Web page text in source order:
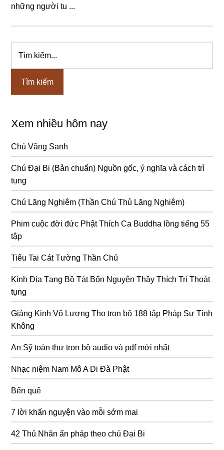
những người tu ...
Sidebar
chính
kiếm...
Xem nhiều hôm nay
Chú Vãng Sanh
Chú Đại Bi (Bản chuẩn) Nguồn gốc, ý nghĩa và cách trì
tụng
Chú Lăng Nghiêm (Thần Chú Thủ Lăng Nghiêm)
Phim cuộc đời đức Phật Thích Ca Buddha lồng tiếng 55
tập
Tiêu Tai Cát Tường Thần Chú
Kinh Địa Tạng Bồ Tát Bổn Nguyện Thầy Thích Trí Thoát
tụng
Giảng Kinh Vô Lượng Thọ trọn bộ 188 tập Pháp Sư Tịnh
Không
An Sỹ toàn thư trọn bộ audio và pdf mới nhất
Nhạc niệm Nam Mô A Di Đà Phật
Bến quê
7 lời khấn nguyện vào mỗi sớm mai
42 Thủ Nhãn ấn pháp theo chú Đại Bi